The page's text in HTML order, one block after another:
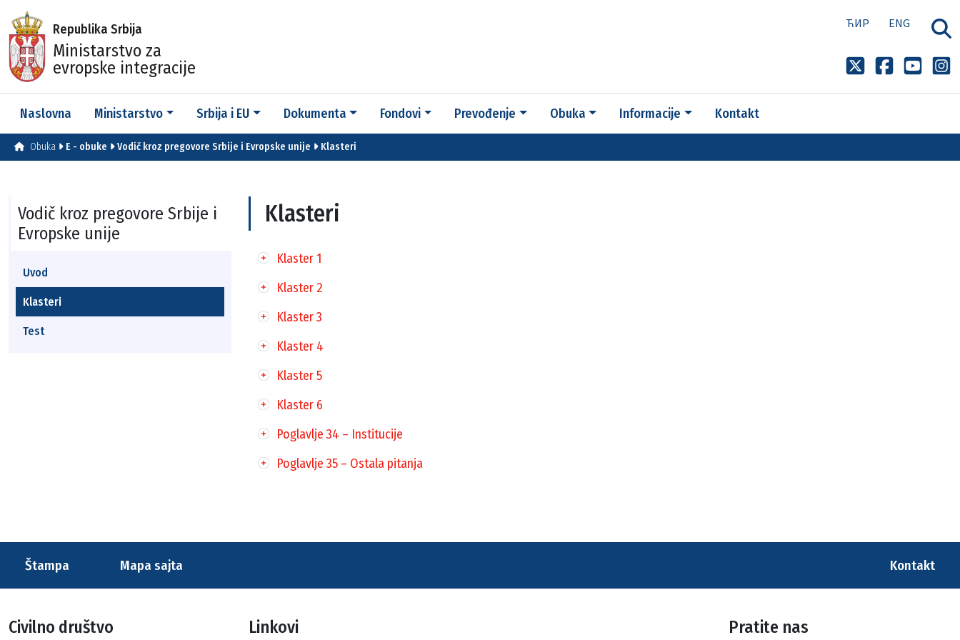
Republika Srbija
Ministarstvo za
evropske integracije
ЋИР ENG
Naslovna Ministarstvo Srbija i EU Dokumenta Fondovi Prevođenje Obuka Informacije Kontakt
Obuka E - obuke Vodič kroz pregovore Srbije i Evropske unije Klasteri
Vodič kroz pregovore Srbije i
Evropske unije
Uvod
Klasteri
Test
Klasteri
Klaster 1
Klaster 2
Klaster 3
Klaster 4
Klaster 5
Klaster 6
Poglavlje 34 – Institucije
Poglavlje 35 – Ostala pitanja
Štampa Mapa sajta Kontakt
Civilno društvo Linkovi Pratite nas